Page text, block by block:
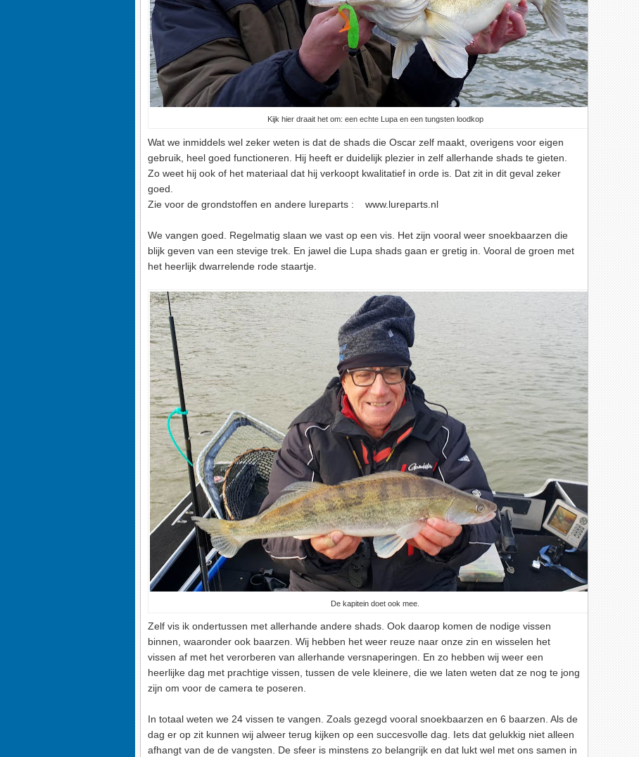
Kijk hier draait het om: een echte Lupa en een tungsten loodkop
Wat we inmiddels wel zeker weten is dat de shads die Oscar zelf maakt, overigens voor eigen
gebruik, heel goed functioneren. Hij heeft er duidelijk plezier in zelf allerhande shads te gieten.
Zo weet hij ook of het materiaal dat hij verkoopt kwalitatief in orde is. Dat zit in dit geval zeker
goed.
Zie voor de grondstoffen en andere lureparts : www.lureparts.nl
We vangen goed. Regelmatig slaan we vast op een vis. Het zijn vooral weer snoekbaarzen die
blijk geven van een stevige trek. En jawel die Lupa shads gaan er gretig in. Vooral de groen met
het heerlijk dwarrelende rode staartje.
De kapitein doet ook mee.
Zelf vis ik ondertussen met allerhande andere shads. Ook daarop komen de nodige vissen
binnen, waaronder ook baarzen. Wij hebben het weer reuze naar onze zin en wisselen het
vissen af met het verorberen van allerhande versnaperingen. En zo hebben wij weer een
heerlijke dag met prachtige vissen, tussen de vele kleinere, die we laten weten dat ze nog te jong
zijn om voor de camera te poseren.
In totaal weten we 24 vissen te vangen. Zoals gezegd vooral snoekbaarzen en 6 baarzen. Als de
dag er op zit kunnen wij alweer terug kijken op een succesvolle dag. Iets dat gelukkig niet alleen
afhangt van de de vangsten. De sfeer is minstens zo belangrijk en dat lukt wel met ons samen in